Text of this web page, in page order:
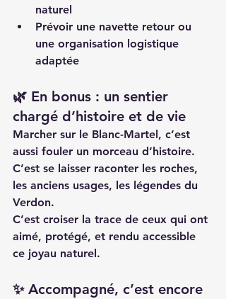
naturel
Prévoir une navette retour ou
une organisation logistique
adaptée
🌿 En bonus : un sentier
chargé d’histoire et de vie
Marcher sur le Blanc-Martel, c’est
aussi fouler un morceau d’histoire.
C’est se laisser raconter les roches,
les anciens usages, les légendes du
Verdon.
C’est croiser la trace de ceux qui ont
aimé, protégé, et rendu accessible
ce joyau naturel.
✨ Accompagné, c’est encore